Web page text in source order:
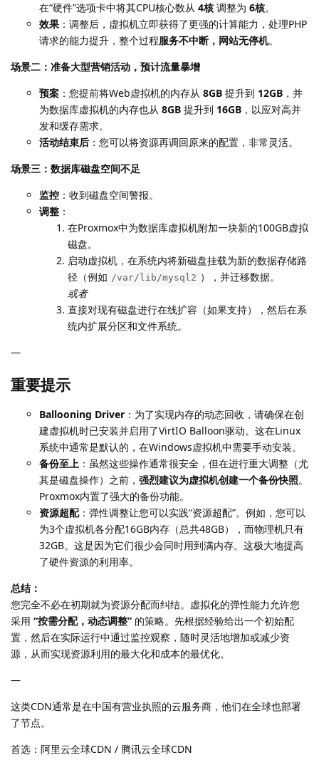
在“硬件”选项卡中将其CPU核心数从 4核 调整为 6核。
效果 ：调整后，虚拟机立即获得了更强的计算能力，处理PHP
请求的能力提升，整个过程服务不中断，网站无停机。
场景二：准备大型营销活动，预计流量暴增
预案 ：您提前将Web虚拟机的内存从 8GB 提升到 12GB ，并
为数据库虚拟机的内存也从 8GB 提升到 16GB ，以应对高并
发和缓存需求。
活动结束后 ：您可以将资源再调回原来的配置，非常灵活。
场景三：数据库磁盘空间不足
监控 ：收到磁盘空间警报。
调整 ：
在Proxmox中为数据库虚拟机附加一块新的100GB虚拟
磁盘。
启动虚拟机，在系统内将新磁盘挂载为新的数据存储路
径（例如 /var/lib/mysql2 ），并迁移数据。
或者
直接对现有磁盘进行在线扩容（如果支持），然后在系
统内扩展分区和文件系统。
—
重要提示
Ballooning Driver ：为了实现内存的动态回收，请确保在创
建虚拟机时已安装并启用了VirtIO Balloon驱动。这在Linux
系统中通常是默认的，在Windows虚拟机中需要手动安装。
备份至上 ：虽然这些操作通常很安全，但在进行重大调整（尤
其是磁盘操作）之前， 强烈建议为虚拟机创建一个备份快照。
Proxmox内置了强大的备份功能。
资源超配：弹性调整让您可以实践“资源超配”。例如，您可以
为3个虚拟机各分配16GB内存（总共48GB），而物理机只有
32GB。这是因为它们很少会同时用到满内存。这极大地提高
了硬件资源的利用率。
总结：
您完全不必在初期就为资源分配而纠结。虚拟化的弹性能力允许您
采用 “按需分配，动态调整” 的策略。先根据经验给出一个初始配
置，然后在实际运行中通过监控观察，随时灵活地增加或减少资
源，从而实现资源利用的最大化和成本的最优化。
—
这类CDN通常是在中国有营业执照的云服务商，他们在全球也部署
了节点。
首选：阿里云全球CDN / 腾讯云全球CDN